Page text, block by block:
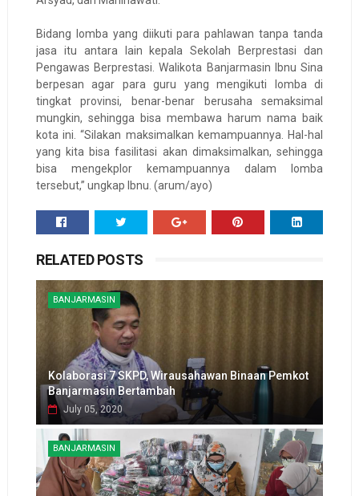
Bidang lomba yang diikuti para pahlawan tanpa tanda
jasa itu antara lain kepala Sekolah Berprestasi dan
Pengawas Berprestasi. Walikota Banjarmasin Ibnu Sina
berpesan agar para guru yang mengikuti lomba di
tingkat provinsi, benar-benar berusaha semaksimal
mungkin, sehingga bisa membawa harum nama baik
kota ini. “Silakan maksimalkan kemampuannya. Hal-hal
yang kita bisa fasilitasi akan dimaksimalkan, sehingga
bisa mengekplor kemampuannya dalam lomba
tersebut,” ungkap Ibnu. (arum/ayo)
RELATED POSTS
BANJARMASIN
Kolaborasi 7 SKPD, Wirausahawan Binaan Pemkot
Banjarmasin Bertambah
July 05, 2020
BANJARMASIN